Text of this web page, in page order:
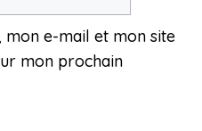
e-mail et mon site
mon prochain